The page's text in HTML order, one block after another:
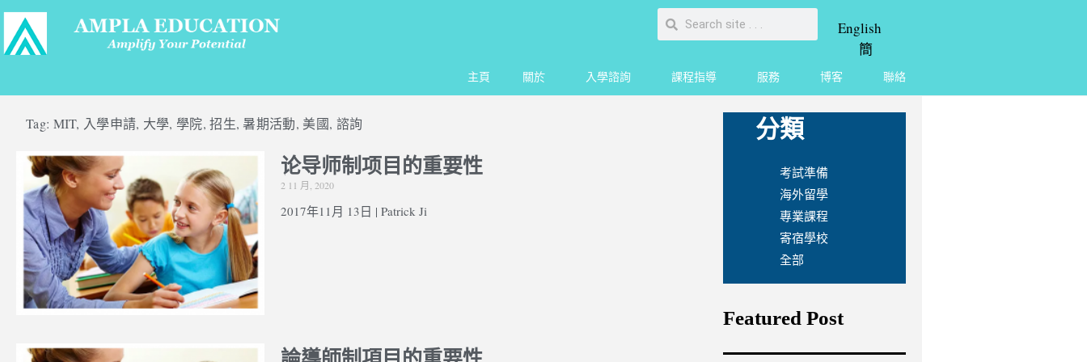
English
簡
主頁 關於 入學諮詢 課程指導 服務 博客 聯絡
Tag: MIT, 入學申請, 大學,學院,招生,暑期活動, 美國, 諮詢
论导师制项目的重要性
2 11 月, 2020
2017年11月 13日 | Patrick Ji
分類
考試準備
海外留學
專業課程
寄宿學校
全部
Featured Post